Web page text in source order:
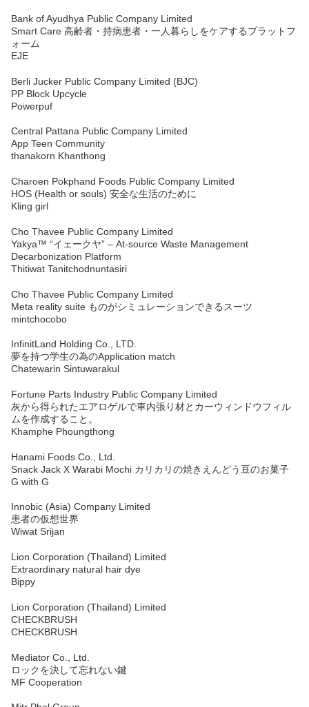
Bank of Ayudhya Public Company Limited
Smart Care 高齢者・持病患者・一人暮らしをケアするプラットフ
ォーム
EJE
Berli Jucker Public Company Limited (BJC)
PP Block Upcycle
Powerpuf
Central Pattana Public Company Limited
App Teen Community
thanakorn Khanthong
Charoen Pokphand Foods Public Company Limited
HOS (Health or souls) 安全な生活のために
Kling girl
Cho Thavee Public Company Limited
Yakya™ “イェークヤ” – At-source Waste Management
Decarbonization Platform
Thitiwat Tanitchodnuntasiri
Cho Thavee Public Company Limited
Meta reality suite ものがシミュレーションできるスーツ
mintchocobo
InfinitLand Holding Co., LTD.
夢を持つ学生の為のApplication match
Chatewarin Sintuwarakul
Fortune Parts Industry Public Company Limited
灰から得られたエアロゲルで車内張り材とカーウィンドウフィル
ムを作成すること。
Khamphe Phoungthong
Hanami Foods Co., Ltd.
Snack Jack X Warabi Mochi カリカリの焼きえんどう豆のお菓子
G with G
Innobic (Asia) Company Limited
患者の仮想世界
Wiwat Srijan
Lion Corporation (Thailand) Limited
Extraordinary natural hair dye
Bippy
Lion Corporation (Thailand) Limited
CHECKBRUSH
CHECKBRUSH
Mediator Co., Ltd.
ロックを決して忘れない鍵
MF Cooperation